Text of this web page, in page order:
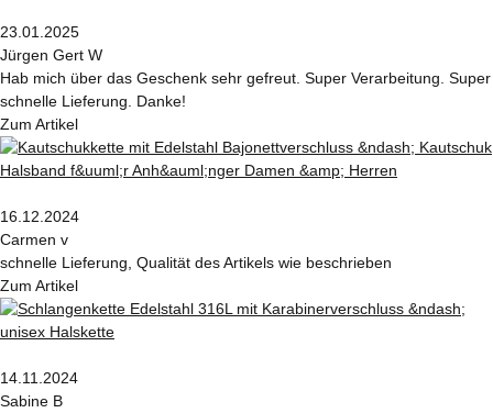
23.01.2025
Jürgen Gert W
Hab mich über das Geschenk sehr gefreut. Super Verarbeitung. Super
schnelle Lieferung. Danke!
Zum Artikel
16.12.2024
Carmen v
schnelle Lieferung, Qualität des Artikels wie beschrieben
Zum Artikel
14.11.2024
Sabine B